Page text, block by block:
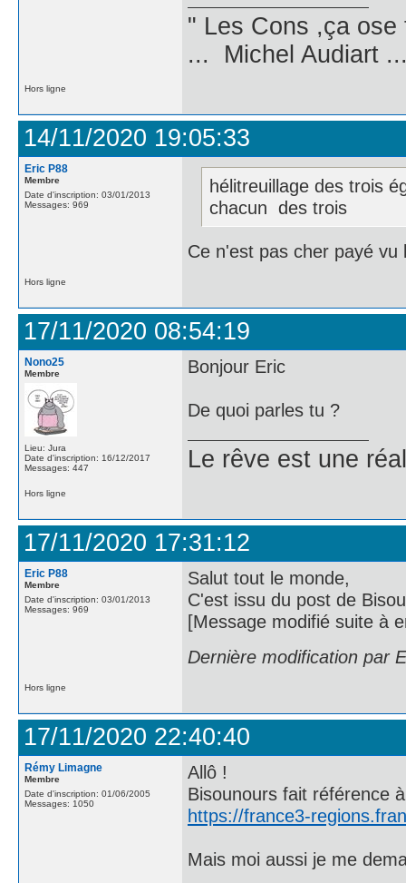
" Les Cons ,ça
... Michel Audiart
Hors ligne
14/11/2020 19:05:33
Eric P88
Membre
Date d'inscription: 03/01/2013
Messages: 969
hélitreuillage des trois
chacun des trois
Ce n'est pas cher payé vu
Hors ligne
17/11/2020 08:54:19
Nono25
Membre
Lieu: Jura
Date d'inscription: 16/12/2017
Messages: 447
Bonjour Eric
De quoi parles tu ?
Le rêve est une
Hors ligne
17/11/2020 17:31:12
Eric P88
Membre
Date d'inscription: 03/01/2013
Messages: 969
Salut tout le monde,
C'est issu du post de
[Message modifié suite à
Dernière modification par
Hors ligne
17/11/2020 22:40:40
Rémy Limagne
Membre
Date d'inscription: 01/06/2005
Messages: 1050
Allô !
Bisounours fait référence
https://france3-
Mais moi aussi je me